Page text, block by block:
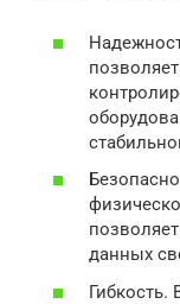
данных